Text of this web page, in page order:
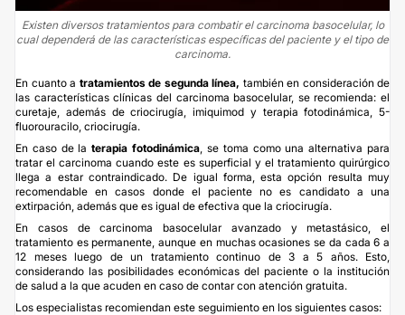
Existen diversos tratamientos para combatir el carcinoma basocelular, lo
cual dependerá de las características específicas del paciente y el tipo de
carcinoma.
En cuanto a tratamientos de segunda línea, también en consideración de
las características clínicas del carcinoma basocelular, se recomienda: el
curetaje, además de criocirugía, imiquimod y terapia fotodinámica, 5-
fluorouracilo, criocirugía.
En caso de laterapia fotodinámica , se toma como una alternativa para
tratar el carcinoma cuando este es superficial y el tratamiento quirúrgico
llega a estar contraindicado. De igual forma, esta opción resulta muy
recomendable en casos donde el paciente no es candidato a una
extirpación, además que es igual de efectiva que la criocirugía.
En casos de carcinoma basocelular avanzado y metastásico, el
tratamiento es permanente, aunque en muchas ocasiones se da cada 6 a
12 meses luego de un tratamiento continuo de 3 a 5 años. Esto,
considerando las posibilidades económicas del paciente o la institución
de salud a la que acuden en caso de contar con atención gratuita.
Los especialistas recomiendan este seguimiento en los siguientes casos: